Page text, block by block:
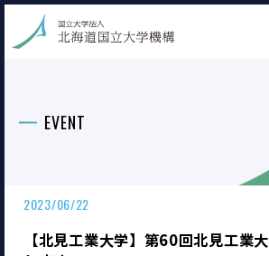
EVENT
2023/06/22
【北見工業大学】第60回北見工業